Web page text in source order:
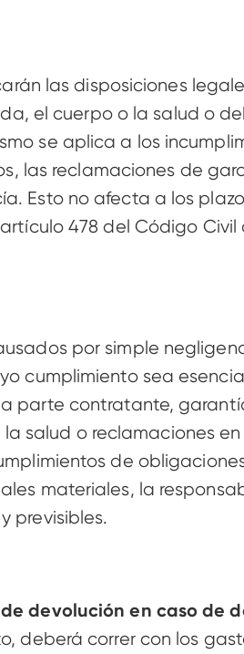
las disposiciones
el cuerpo o la salud o
se aplica a los
las reclamaciones de
Esto no afecta a los
478 del Código Civil
por simple
cumplimiento sea
parte contratante,
salud o reclamaciones
de
materiales, la
previsibles.
devolución en caso de
deberá correr con los